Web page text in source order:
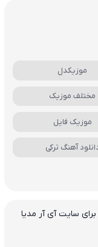
موزیکدل
مختلف موزیک
موزیک فایل
آهنگ ترکی
سایت آی آر مدیا